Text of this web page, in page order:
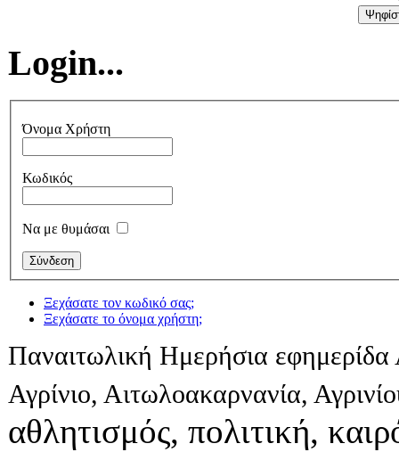
Login...
Όνομα Χρήστη
Κωδικός
Να με θυμάσαι
Ξεχάσατε τον κωδικό σας;
Ξεχάσατε το όνομα χρήστη;
Παναιτωλική Ημερήσια εφημερίδα
Αγρίνιο, Αιτωλοακαρνανία,
αθλητισμός, πολιτική,